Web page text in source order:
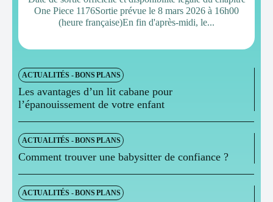
One Piece 1176Sortie prévue le 8 mars 2026 à 16h00
(heure française)En fin d'après-midi, le...
ACTUALITÉS - BONS PLANS
Les avantages d’un lit cabane pour
l’épanouissement de votre enfant
ACTUALITÉS - BONS PLANS
Comment trouver une babysitter de confiance ?
ACTUALITÉS - BONS PLANS